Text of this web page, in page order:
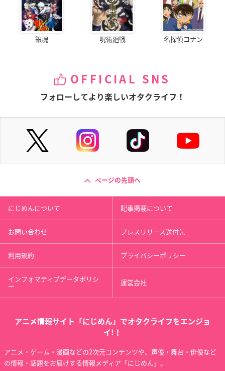
銀魂 呪術廻戦 名探偵コナン
OFFICIAL SNS
フォローしてより楽しいオタクライフ！
ページの先頭へ
にじめんについて 記事掲載について
お問い合わせ プレスリリース送付先
利用規約 プライバシーポリシー
インフォマティブデータポリシ
ー 運営会社
アニメ情報サイト「にじめん」でオタクライフをエンジョ
イ!！
アニメ・ゲーム・漫画などの2次元コンテンツや、声優・舞台・俳優など
の情報・話題をお届けする情報メディア「にじめん」。